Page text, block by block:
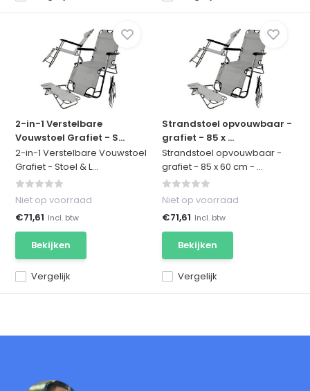
2-in-1 Verstelbare
Vouwstoel Grafiet - S...
2-in-1 Verstelbare Vouwstoel
Grafiet - Stoel & L...
Vergelijk
Niet op voorraad
€71,61 Incl. btw
Bekijken
Strandstoel opvouwbaar -
grafiet - 85 x ...
Strandstoel opvouwbaar -
grafiet - 85 x 60 cm - ...
Vergelijk
Niet op voorraad
€71,61 Incl. btw
Bekijken